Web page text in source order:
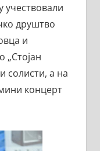
учествовали
друштво
и
„Стојан
солисти, а на
концерт